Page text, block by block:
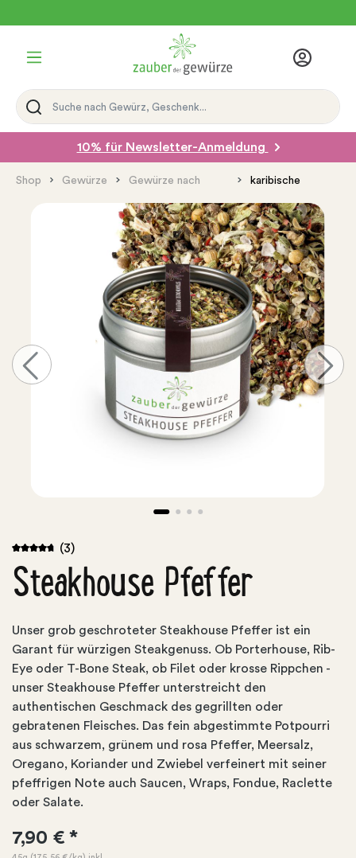
10% für Newsletter-Anmeldung
Shop Gewürze
Gewürze nach
karibische
(3)
Steakhouse Pfeffer
Unser grob geschroteter Steakhouse Pfeffer ist ein
Garant für würzigen Steakgenuss. Ob Porterhouse, Rib-
Eye oder T-Bone Steak, ob Filet oder krosse Rippchen -
unser Steakhouse Pfeffer unterstreicht den
authentischen Geschmack des gegrillten oder
gebratenen Fleisches. Das fein abgestimmte Potpourri
aus schwarzem, grünem und rosa Pfeffer, Meersalz,
Oregano, Koriander und Zwiebel verfeinert mit seiner
pfeffrigen Note auch Saucen, Wraps, Fondue, Raclette
oder Salate.
7,90 € *